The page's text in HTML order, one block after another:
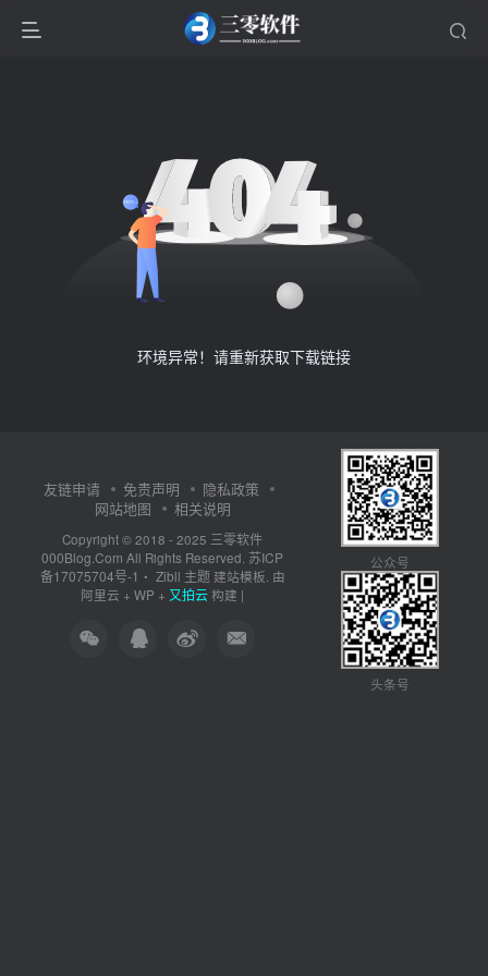
环境异常！请重新获取下载链接
友链申请 免责声明
隐私政策
网站地图
相关说明
Copyright © 2018 - 2025 三零软件
000Blog.Com All Rights Reserved. 苏ICP
备17075704号-1 ・ Zibll 主题建站模板. 由
阿里云 + WP + 又拍云构建 |
公众号
头条号